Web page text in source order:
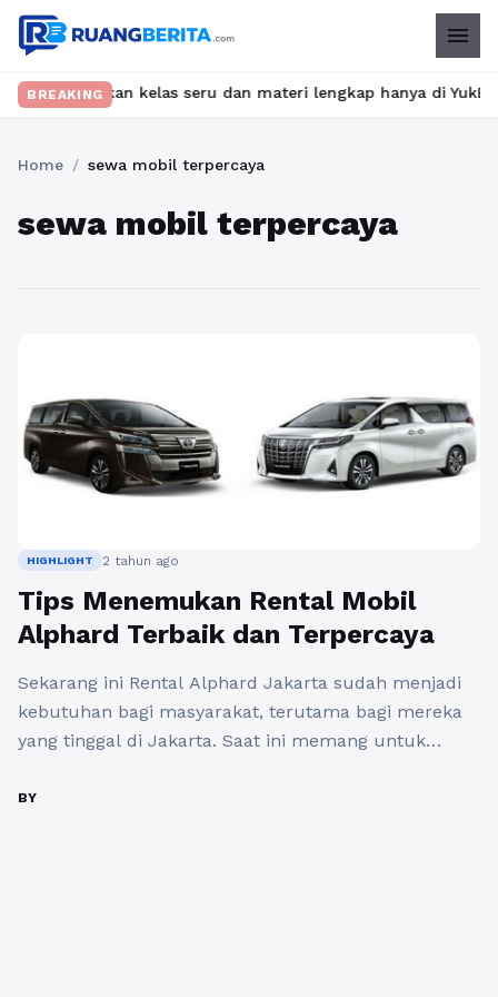
menu
BREAKING
Temukan kelas seru dan materi lengkap hanya di
Home / sewa mobil terpercaya
sewa mobil terpercaya
HIGHLIGHT 2 tahun ago
Tips Menemukan Rental Mobil
Alphard Terbaik dan Terpercaya
Sekarang ini Rental Alphard Jakarta sudah menjadi
kebutuhan bagi masyarakat, terutama bagi mereka
yang tinggal di Jakarta. Saat ini memang untuk
mudah, namun tidak semua rental mobil mampu
BY